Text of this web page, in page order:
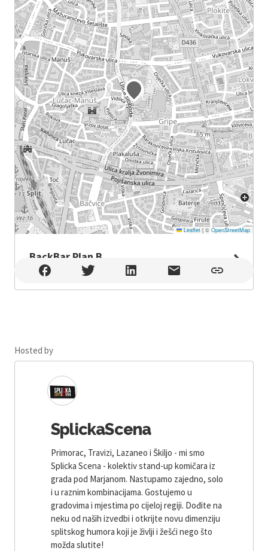
Leaflet |© OpenStreetMap
BackBar Plan B
BackBar Plan B , Split
Hosted by
SplickaScena
Primorac, Travizi, Lazaneo i Škiljo - mi smo
Splicka Scena - kolektiv stand-up komičara iz
grada pod Marjanom. Nastupamo zajedno, solo
i u raznim kombinacijama. Gostujemo u
gradovima i mjestima po cijeloj regiji. Dođite na
neku od naših izvedbi i otkrijte novu dimenziju
splitskog humora koji je življi i žešći nego što
možda slutite!